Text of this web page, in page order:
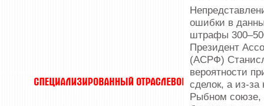
ошибки в
штрафы
Президент
(АСРФ)
вероятности
сделок, а из-
Рыбном союзе,